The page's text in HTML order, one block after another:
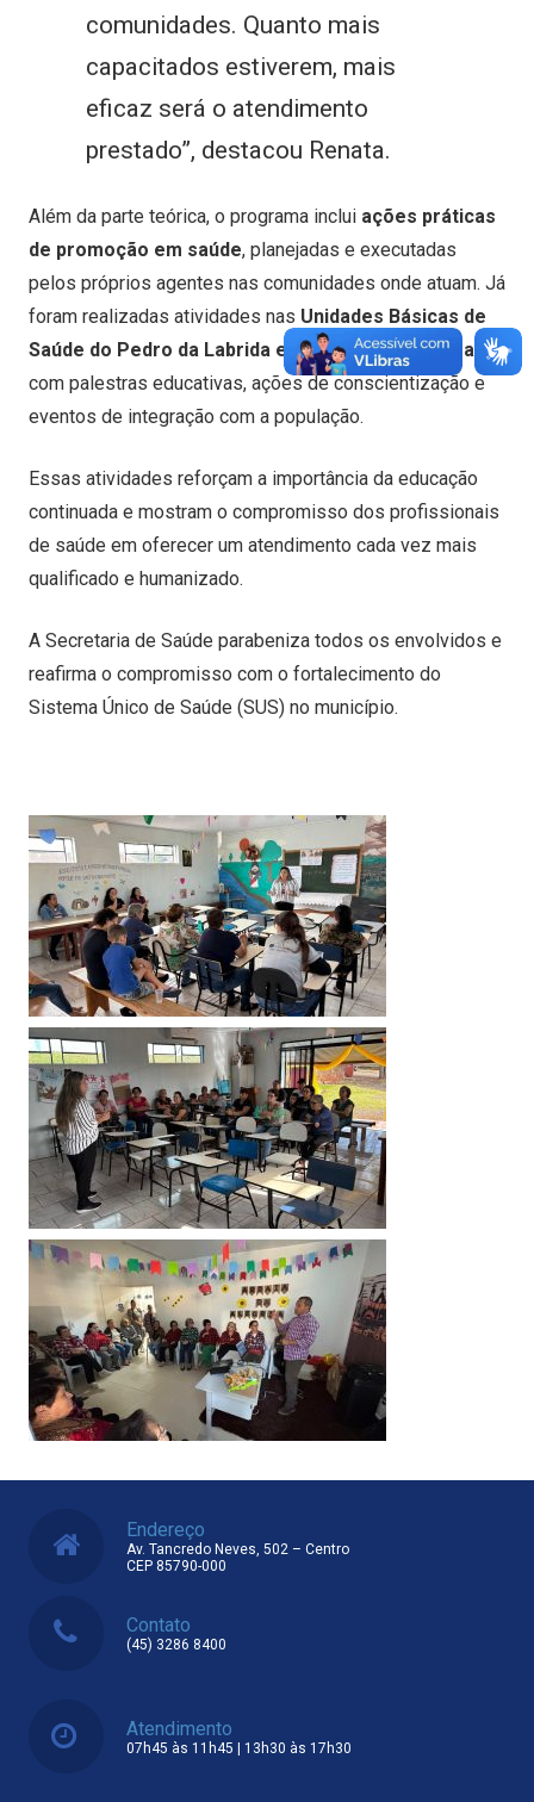
comunidades. Quanto mais
capacitados estiverem, mais
eficaz será o atendimento
prestado”, destacou Renata.
Além da parte teórica, o programa inclui ações práticas
de promoção em saúde, planejadas e executadas
pelos próprios agentes nas comunidades onde atuam. Já
foram realizadas atividades nas Unidades Básicas de
Saúde do Pedro da Labrida e do bairro Primavera
com palestras educativas, ações de conscientização e
eventos de integração com a população.
Essas atividades reforçam a importância da educação
continuada e mostram o compromisso dos profissionais
de saúde em oferecer um atendimento cada vez mais
qualificado e humanizado.
A Secretaria de Saúde parabeniza todos os envolvidos e
reafirma o compromisso com o fortalecimento do
Sistema Único de Saúde (SUS) no município.
Endereço
Av. Tancredo Neves, 502 – Centro
CEP 85790-000
Contato
(45) 3286 8400
Atendimento
07h45 às 11h45 | 13h30 às 17h30